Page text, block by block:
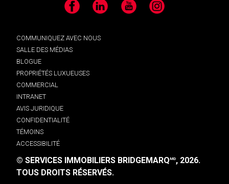
Facebook LinkedIn YouTube Instagram
COMMUNIQUEZ AVEC NOUS
SALLE DES MÉDIAS
BLOGUE
PROPRIÉTÉS LUXUEUSES
COMMERCIAL
INTRANET
AVIS JURIDIQUE
CONFIDENTIALITÉ
TÉMOINS
ACCESSIBILITÉ
© SERVICES IMMOBILIERS BRIDGEMARQMD, 2026.
TOUS DROITS RÉSERVÉS.